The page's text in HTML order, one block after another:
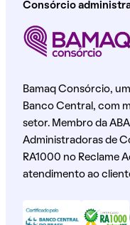
Consórcio
Bamaq Consórcio,
Banco Central, com
setor. Membro da
Administradoras de
RA1000 no Reclame
atendimento ao